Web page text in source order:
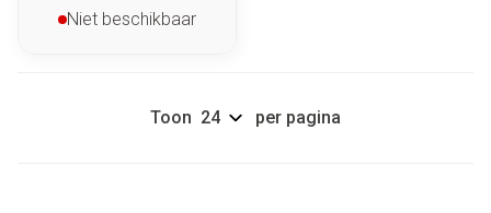
Niet beschikbaar
Toon per pagina